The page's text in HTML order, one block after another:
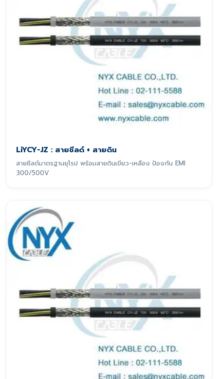
LiYCY-JZ : สายชีลด์ + สายดิน
สายชีลด์มาตรฐานยุโรป พร้อมสายดินเขียว-เหลือง ป้องกัน EMI
300/500V